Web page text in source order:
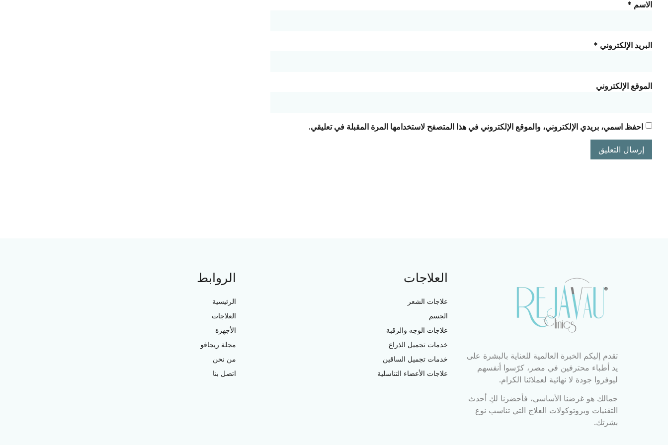
الاسم *
البريد الإلكتروني *
الموقع الإلكتروني
احفظ اسمي، بريدي الإلكتروني، والموقع الإلكتروني في هذا المتصفح لاستخدامها المرة المقبلة في تعليقي.
تقدم إليكم الخبرة العالمية للعناية بالبشرة على
يد أطباء محترفين في مصر، كرّسوا أنفسهم
ليوفروا جودة لا نهائية لعملائنا الكرام.
جمالك هو غرضنا الأساسي، فأحضرنا لكِ أحدث
التقنيات وبروتوكولات العلاج التي تناسب نوع
بشرتك.
العلاجات
علاجات الشعر
الجسم
علاجات الوجه والرقبة
خدمات تجميل الذراع
خدمات تجميل الساقين
علاجات الأعضاء التناسلية
الروابط
الرئيسية
العلاجات
الأجهزة
مجلة ريجافو
من نحن
اتصل بنا